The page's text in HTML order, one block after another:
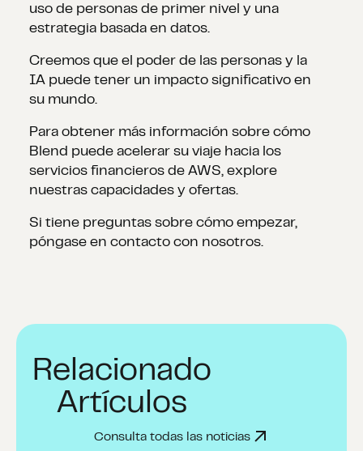
uso de personas de primer nivel y una
estrategia basada en datos.
Creemos que el poder de las personas y la
IA puede tener un impacto significativo en
su mundo.
Para obtener más información sobre cómo
Blend puede acelerar su viaje hacia los
servicios financieros de AWS, explore
nuestras capacidades y ofertas.
Si tiene preguntas sobre cómo empezar,
póngase en contacto con nosotros.
Relacionado
Artículos
Consulta todas las noticias